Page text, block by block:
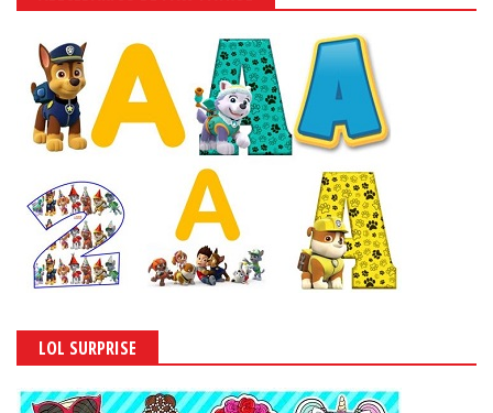
LOL SURPRISE